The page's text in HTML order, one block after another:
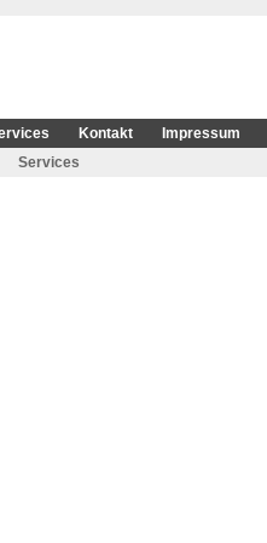
Kontakt
Impressum
Services